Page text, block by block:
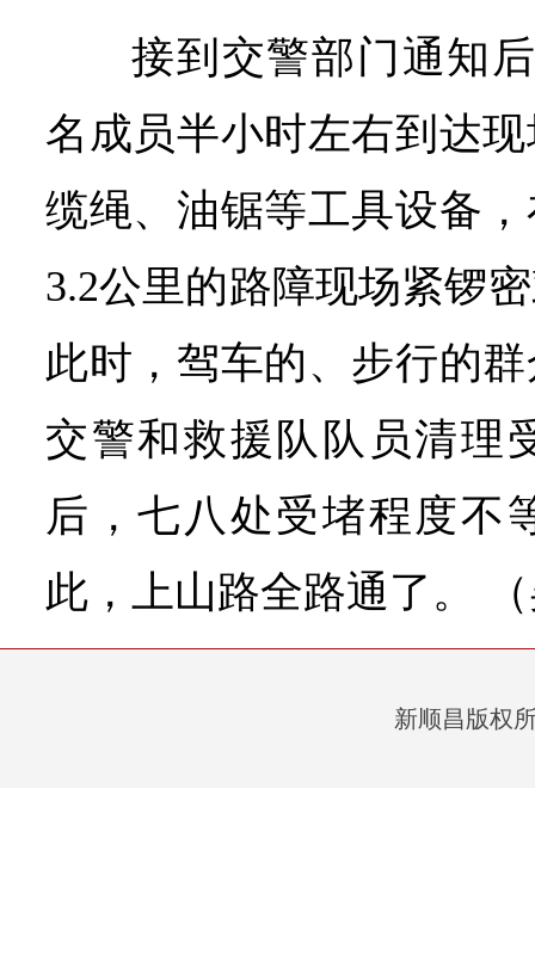
接到交警部门通知
名成员半小时左右到达
缆绳、油锯等工具设备
3.2公里的路障现场紧锣
此时，驾车的、步行的
交警和救援队队员清理
后，七八处受堵程度不
此，上山路全路通了。
新顺昌版权